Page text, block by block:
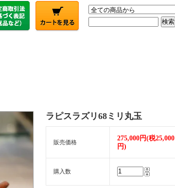
ラピスラズリ68ミリ丸玉
販売価格
275,000円(税25,000
円)
購入数